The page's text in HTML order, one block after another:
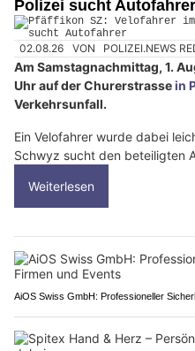
Polizei sucht Autofahrer
02.08.26 VON POLIZEI.NEWS
Am Samstagnachmittag, 1.
Uhr auf der Churerstrassein
Verkehrsunfall.
Ein Velofahrer wurde dabei
Schwyz sucht den beteiligten
Weiterlesen
AiOS Swiss GmbH: Professioneller